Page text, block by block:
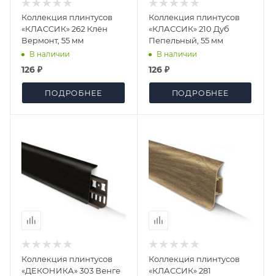
Коллекция плинтусов
«КЛАССИК» 262 Клён
Вермонт, 55 мм
В наличии
126 ₽
ПОДРОБНЕЕ
Коллекция плинтусов
«КЛАССИК» 210 Дуб
Пепельный, 55 мм
В наличии
126 ₽
ПОДРОБНЕЕ
Коллекция плинтусов
«ДЕКОНИКА» 303 Венге
Коллекция плинтусов
«КЛАССИК» 281